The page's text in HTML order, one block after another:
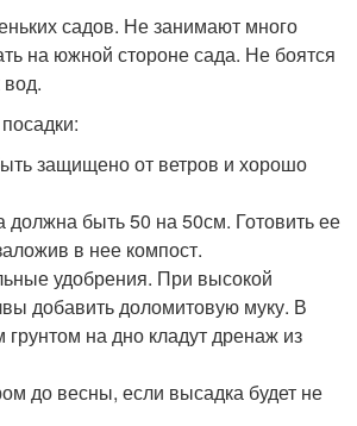
садов. Не занимают много
на южной стороне сада. Не боятся
вод.
защищено от ветров и хорошо
быть 50 на 50см. Готовить ее
в нее компост.
удобрения. При высокой
добавить доломитовую муку. В
грунтом на дно кладут дренаж из
до весны, если высадка будет не